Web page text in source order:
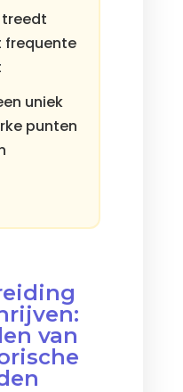
frequente
uniek
punten
van